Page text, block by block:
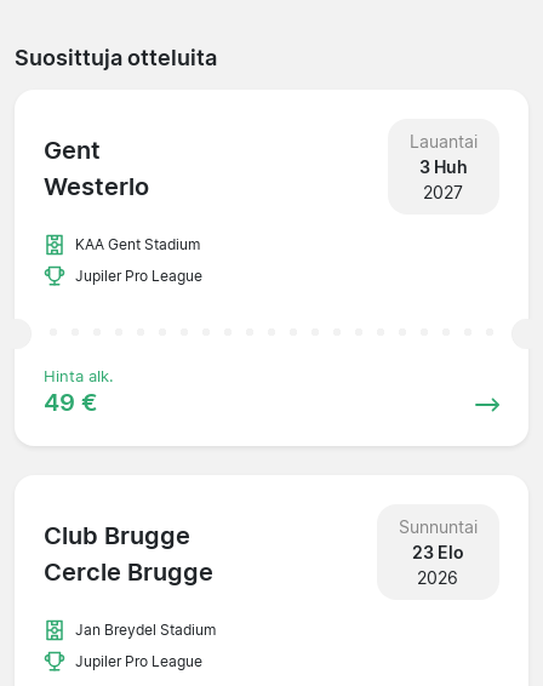
Suosittuja otteluita
Gent
Westerlo
Lauantai
3 Huh
2027
KAA Gent Stadium
Jupiler Pro League
Hinta alk.
49 €
Club Brugge
Cercle Brugge
Sunnuntai
23 Elo
2026
Jan Breydel Stadium
Jupiler Pro League